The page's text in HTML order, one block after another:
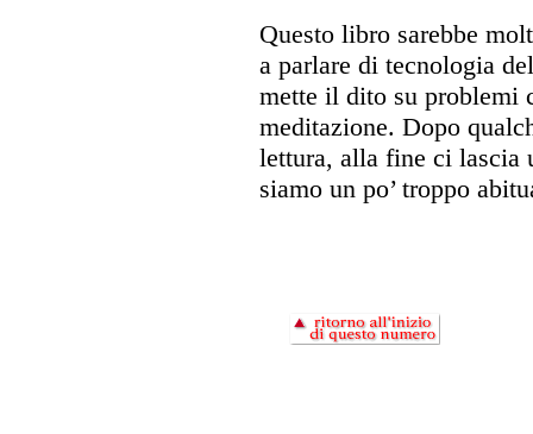
Questo libro sarebbe
a parlare di tecnologia
mette il dito su problemi
meditazione. Dopo
lettura, alla fine ci lascia
siamo un po’ troppo